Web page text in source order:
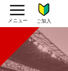
ご加入